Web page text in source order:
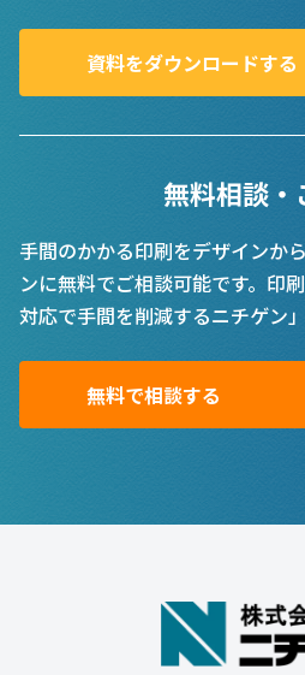
資料をダウンロードする
無料相談・
手間のかかる印刷をデザインか
ンに無料でご相談可能です。印
対応で手間を削減するニチゲン
無料で相談する